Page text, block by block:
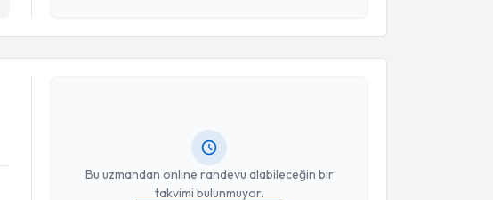
Bu uzmandan online randevu alabileceğin bir
takvimi bulunmuyor.
Randevu Takvimi Talebi
Uzm. Dr. Ali Bacanlı